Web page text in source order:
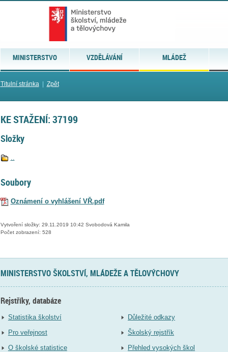
MINISTERSTVO VZDĚLÁVÁNÍ MLÁDEŽ
Titulní stránka| Zpět
KE STAŽENÍ: 37199
Složky
..
Soubory
Oznámení o vyhlášení VŘ.pdf
Vytvoření složky: 29.11.2019 10:42 Svobodová Kamila
Počet zobrazení: 528
MINISTERSTVO ŠKOLSTVÍ, MLÁDEŽE A TĚLOVÝCHOVY
Rejstříky, databáze
Statistika školství
Pro veřejnost
O školské statistice
Důležité odkazy
Školský rejstřík
Přehled vysokých škol